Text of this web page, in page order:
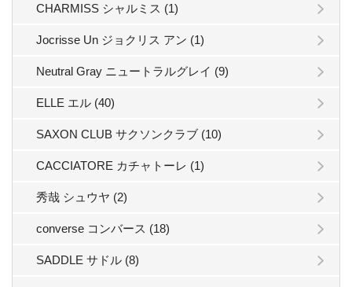
CHARMISS シャルミス (1)
Jocrisse Un ジョクリス アン (1)
Neutral Gray ニュートラルグレイ (9)
ELLE エル (40)
SAXON CLUB サクソンクラブ (10)
CACCIATORE カチャトーレ (1)
秀哉 シュウヤ (2)
converse コンバース (18)
SADDLE サドル (8)